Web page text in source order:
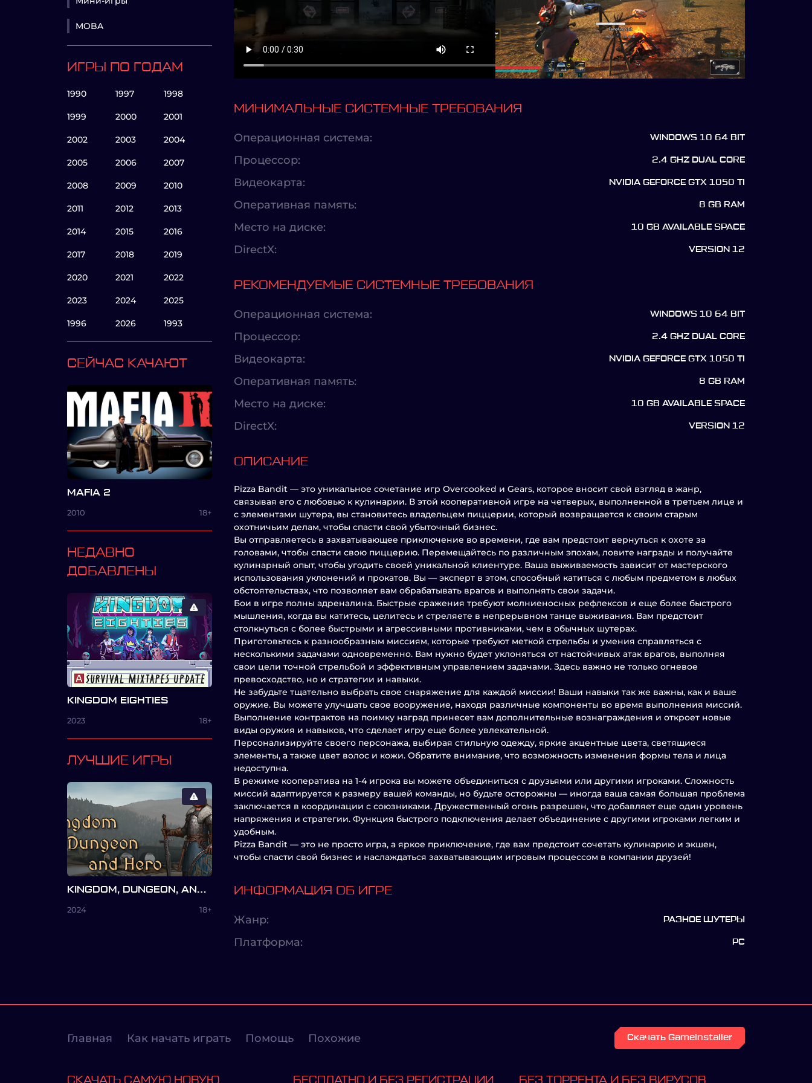
MOBA
ИГРЫ ПО ГОДАМ
1990 1997 1998
1999 2000 2001
2002 2003 2004
2005 2006 2007
2008 2009 2010
2011 2012 2013
2014 2015 2016
2017 2018 2019
2020 2021 2022
2023 2024 2025
1996 2026 1993
СЕЙЧАС КАЧАЮТ
MAFIA 2
2010 18+
НЕДАВНО
ДОБАВЛЕНЫ
KINGDOM EIGHTIES
2023 18+
ЛУЧШИЕ ИГРЫ
KINGDOM, DUNGEON, AND HERO
2024 18+
МИНИМАЛЬНЫЕ СИСТЕМНЫЕ ТРЕБОВАНИЯ
Операционная система: WINDOWS 10 64 BIT
Процессор: 2.4 GHZ DUAL CORE
Видеокарта: NVIDIA GEFORCE GTX 1050 TI
Оперативная память: 8 GB RAM
Место на диске: 10 GB AVAILABLE SPACE
DirectX: VERSION 12
РЕКОМЕНДУЕМЫЕ СИСТЕМНЫЕ ТРЕБОВАНИЯ
Операционная система: WINDOWS 10 64 BIT
Процессор: 2.4 GHZ DUAL CORE
Видеокарта: NVIDIA GEFORCE GTX 1050 TI
Оперативная память: 8 GB RAM
Место на диске: 10 GB AVAILABLE SPACE
DirectX: VERSION 12
ОПИСАНИЕ
Pizza Bandit — это уникальное сочетание игр Overcooked и Gears, которое вносит свой взгляд в жанр,
связывая его с любовью к кулинарии. В этой кооперативной игре на четверых, выполненной в третьем лице и
с элементами шутера, вы становитесь владельцем пиццерии, который возвращается к своим старым
охотничьим делам, чтобы спасти свой убыточный бизнес.
Вы отправляетесь в захватывающее приключение во времени, где вам предстоит вернуться к охоте за
головами, чтобы спасти свою пиццерию. Перемещайтесь по различным эпохам, ловите награды и получайте
кулинарный опыт, чтобы угодить своей уникальной клиентуре. Ваша выживаемость зависит от мастерского
использования уклонений и прокатов. Вы — эксперт в этом, способный катиться с любым предметом в любых
обстоятельствах, что позволяет вам обрабатывать врагов и выполнять свои задачи.
Бои в игре полны адреналина. Быстрые сражения требуют молниеносных рефлексов и еще более быстрого
мышления, когда вы катитесь, целитесь и стреляете в непрерывном танце выживания. Вам предстоит
столкнуться с более быстрыми и агрессивными противниками, чем в обычных шутерах.
Приготовьтесь к разнообразным миссиям, которые требуют меткой стрельбы и умения справляться с
несколькими задачами одновременно. Вам нужно будет уклоняться от настойчивых атак врагов, выполняя
свои цели точной стрельбой и эффективным управлением задачами. Здесь важно не только огневое
превосходство, но и стратегии и навыки.
Не забудьте тщательно выбрать свое снаряжение для каждой миссии! Ваши навыки так же важны, как и ваше
оружие. Вы можете улучшать свое вооружение, находя различные компоненты во время выполнения миссий.
Выполнение контрактов на поимку наград принесет вам дополнительные вознаграждения и откроет новые
виды оружия и навыков, что сделает игру еще более увлекательной.
Персонализируйте своего персонажа, выбирая стильную одежду, яркие акцентные цвета, светящиеся
элементы, а также цвет волос и кожи. Обратите внимание, что возможность изменения формы тела и лица
недоступна.
В режиме кооператива на 1-4 игрока вы можете объединиться с друзьями или другими игроками. Сложность
миссий адаптируется к размеру вашей команды, но будьте осторожны — иногда ваша самая большая проблема
заключается в координации с союзниками. Дружественный огонь разрешен, что добавляет еще один уровень
напряжения и стратегии. Функция быстрого подключения делает объединение с другими игроками легким и
удобным.
Pizza Bandit — это не просто игра, а яркое приключение, где вам предстоит сочетать кулинарию и экшен,
чтобы спасти свой бизнес и наслаждаться захватывающим игровым процессом в компании друзей!
ИНФОРМАЦИЯ ОБ ИГРЕ
Жанр: РАЗНОЕ ШУТЕРЫ
Платформа: PC
Главная Как начать играть Помощь Похожие Скачать GameInstaller
СКАЧАТЬ САМУЮ НОВУЮ БЕСПЛАТНО И БЕЗ РЕГИСТРАЦИИ БЕЗ ТОРРЕНТА И БЕЗ ВИРУСОВ